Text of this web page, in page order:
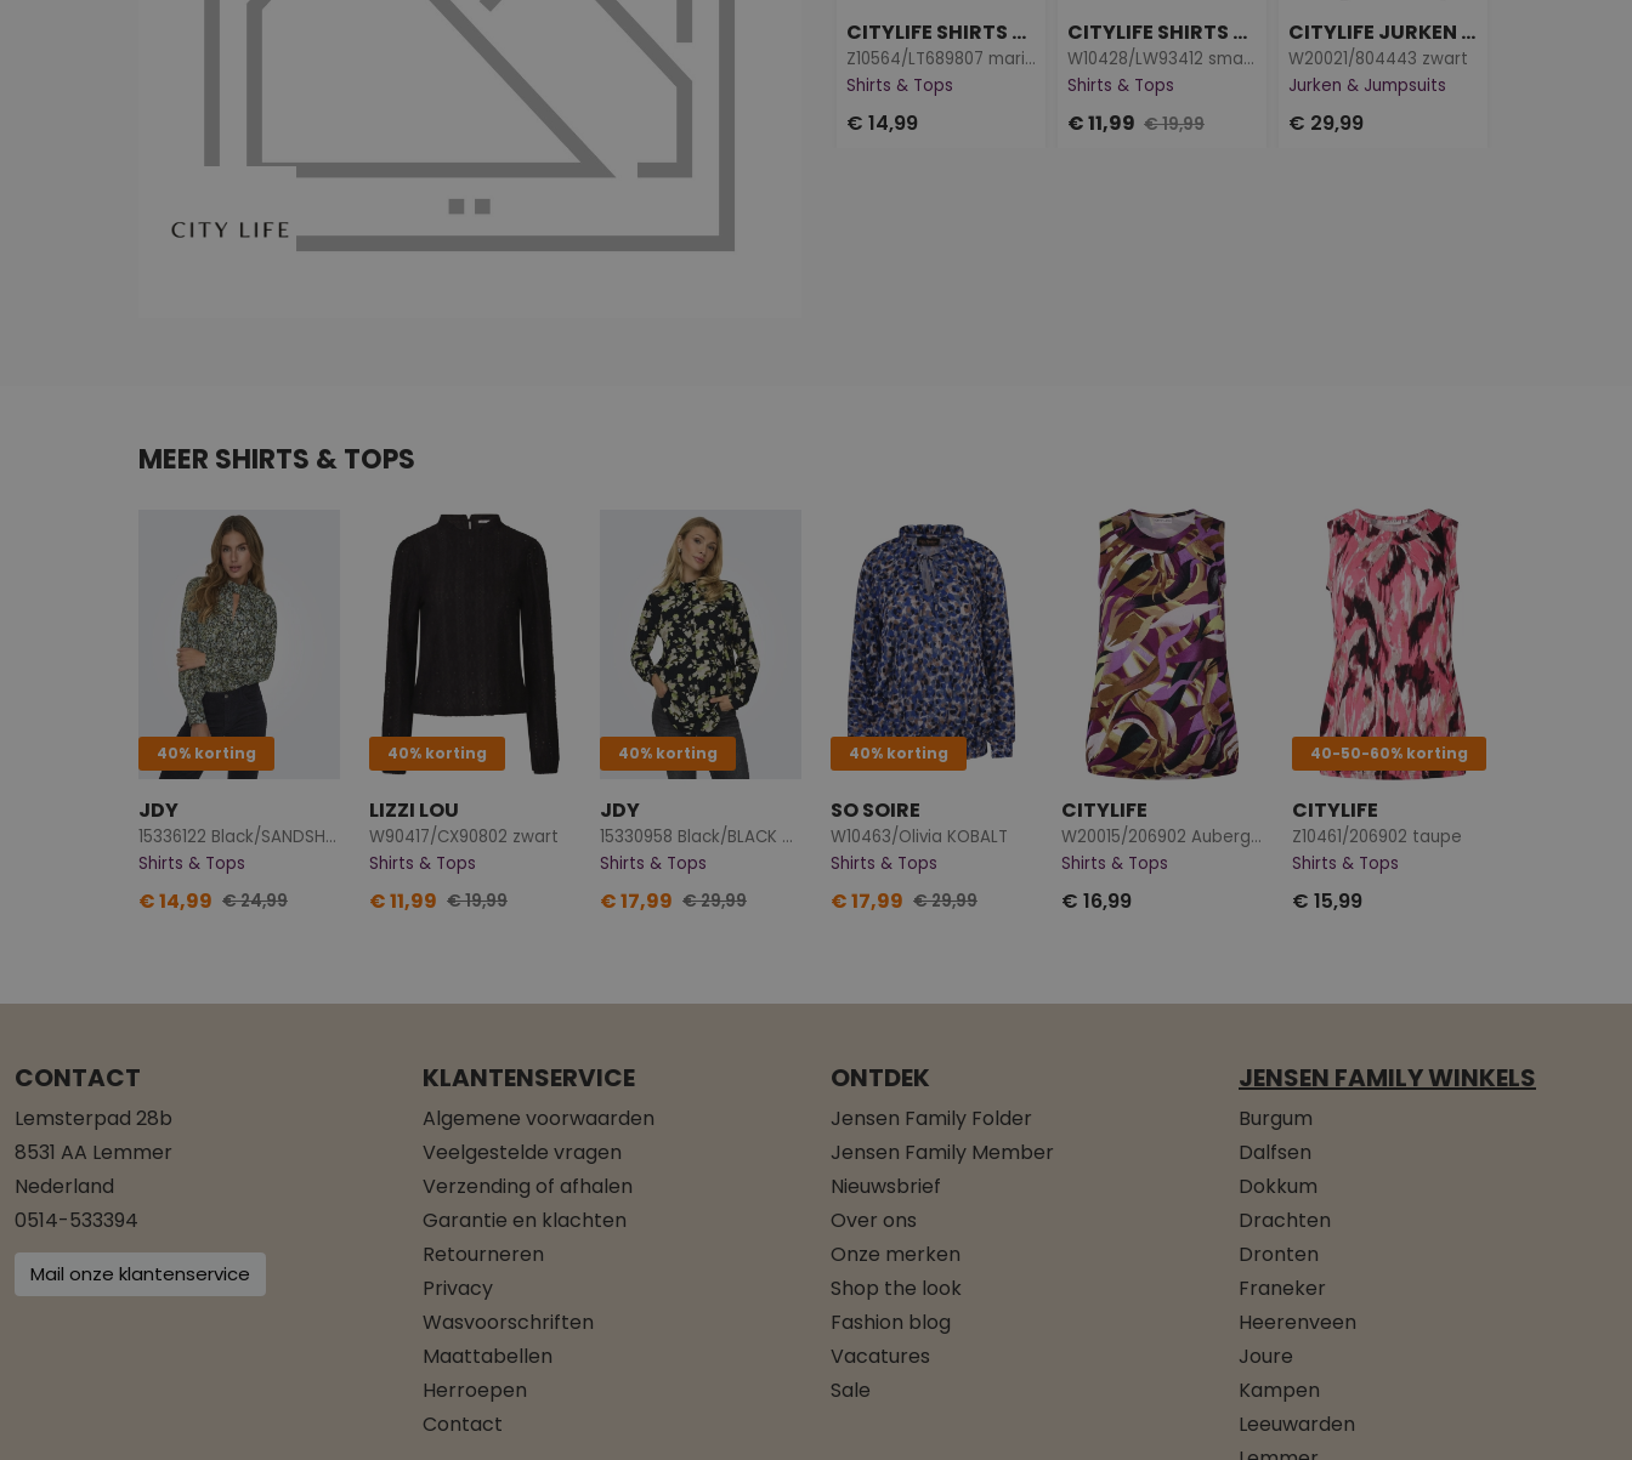
CITYLIFE SHIRTS & TOPS
Z10564/LT689807 marine
Shirts & Tops
€ 14,99
CITYLIFE SHIRTS & TOPS
W10428/LW93412 smaragd
Shirts & Tops
€ 11,99 € 19,99
CITYLIFE JURKEN & JUMPSUITS
W20021/804443 zwart
Jurken & Jumpsuits
€ 29,99
MEER SHIRTS & TOPS
40% korting
JDY
15336122 Black/SANDSHELL DOT
Shirts & Tops
€ 14,99 € 24,99
40% korting
LIZZI LOU
W90417/CX90802 zwart
Shirts & Tops
€ 11,99 € 19,99
40% korting
JDY
15330958 Black/BLACK BUTTON
Shirts & Tops
€ 17,99 € 29,99
40% korting
SO SOIRE
W10463/Olivia KOBALT
Shirts & Tops
€ 17,99 € 29,99
CITYLIFE
W20015/206902 Aubergine
Shirts & Tops
€ 16,99
40-50-60% korting
CITYLIFE
Z10461/206902 taupe
Shirts & Tops
€ 15,99
CONTACT
Lemsterpad 28b
8531 AA Lemmer
Nederland
0514-533394
Mail onze klantenservice
KLANTENSERVICE
Algemene voorwaarden
Veelgestelde vragen
Verzending of afhalen
Garantie en klachten
Retourneren
Privacy
Wasvoorschriften
Maattabellen
Herroepen
Contact
ONTDEK
Jensen Family Folder
Jensen Family Member
Nieuwsbrief
Over ons
Onze merken
Shop the look
Fashion blog
Vacatures
Sale
JENSEN FAMILY WINKELS
Burgum
Dalfsen
Dokkum
Drachten
Dronten
Franeker
Heerenveen
Joure
Kampen
Leeuwarden